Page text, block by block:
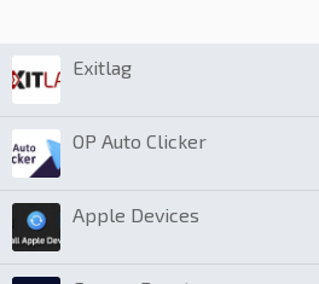
Exitlag
OP Auto Clicker
Apple Devices